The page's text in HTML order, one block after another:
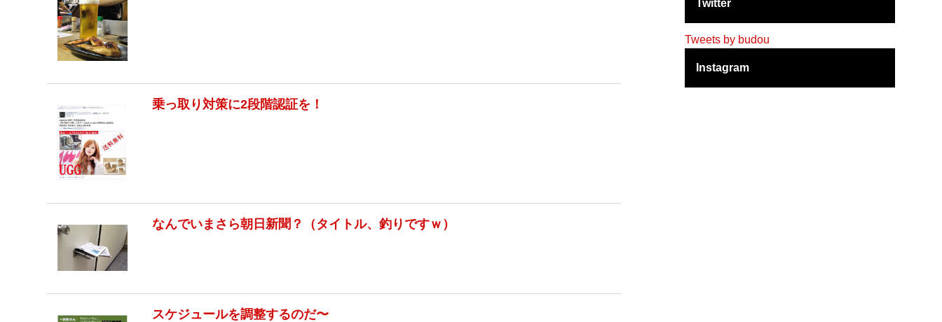
乗っ取り対策に2段階認証を！
なんでいまさら朝日新聞？（タイトル、釣りですｗ）
スケジュールを調整するのだ〜
Twitter
Tweets by budou
Instagram